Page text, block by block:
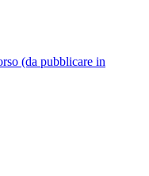
(da pubblicare in